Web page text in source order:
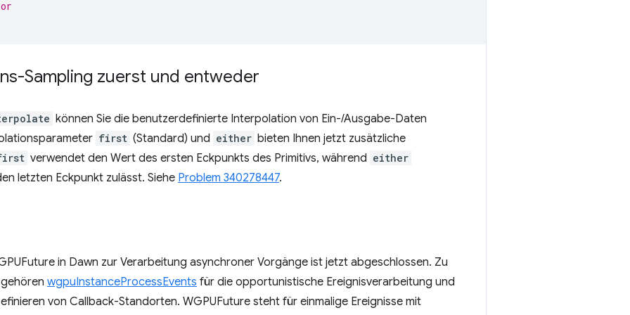
Sampling zuerst und entweder
können Sie die benutzerdefinierte Interpolation von Ein-/Ausgabe-Daten
first (Standard) und either bieten Ihnen jetzt zusätzliche
verwendet den Wert des ersten Eckpunkts des Primitivs, während either
letzten Eckpunkt zulässt. Siehe Problem 340278447.
in Dawn zur Verarbeitung asynchroner Vorgänge ist jetzt abgeschlossen. Zu
wgpuInstanceProcessEvents für die opportunistische Ereignisverarbeitung und
von Callback-Standorten. WGPUFuture steht für einmalige Ereignisse mit